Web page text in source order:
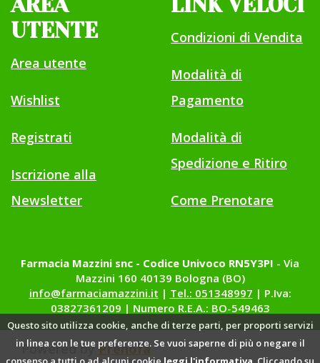
Questo sito utilizza cookie, anche di terze parti, per proporti servizi
in linea con le tue preferenze. Se vuoi saperne di più o negare il
AREA
UTENTE
Area utente
Wishlist
Registrati
Iscrizione alla
Newsletter
LINK VELOCI
Condizioni di Vendita
Modalità di
Pagamento
Modalità di
Spedizione e Ritiro
Come Prenotare
Farmacia Mazzini snc - Codice Univoco RN5Y3PI - Via
Mazzini 160 40139 Bologna (BO)
info@farmaciamazzini.it | Tel.: 051348997 | P.Iva:
03827361209 | Numero R.E.A.: BO-549463
Powered by Prenofa